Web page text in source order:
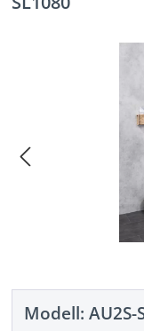
Bildergalerie
Modell: AU2S-